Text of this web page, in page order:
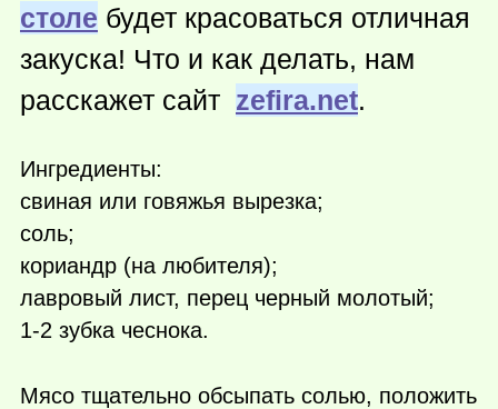
столе будет красоваться отличная
закуска! Что и как делать, нам
расскажет сайт zefira.net.
Ингредиенты:
свиная или говяжья вырезка;
соль;
кориандр (на любителя);
лавровый лист, перец черный молотый;
1-2 зубка чеснока.
Мясо тщательно обсыпать солью, положить